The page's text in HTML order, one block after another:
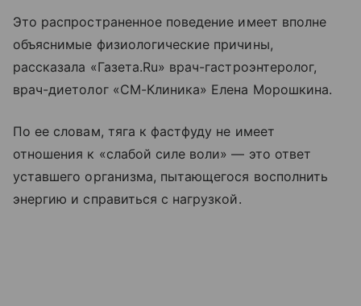
Это распространенное поведение имеет вполне
объяснимые физиологические причины,
рассказала «Газета.Ru» врач-гастроэнтеролог,
врач-диетолог «СМ-Клиника» Елена Морошкина.
По ее словам, тяга к фастфуду не имеет
отношения к «слабой силе воли» — это ответ
уставшего организма, пытающегося восполнить
энергию и справиться с нагрузкой.